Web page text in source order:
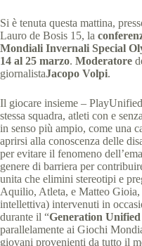
Si è tenuta questa mattina,
Lauro de Bosis 15, la
Mondiali Invernali Special
14 al 25 marzo. Moderatore
giornalistaJacopo Volpi.
Il giocare insieme –
stessa squadra, atleti con e
in senso più ampio, come una
aprirsi alla conoscenza delle
per evitare il fenomeno
genere di barriera per
unita che elimini stereotipi e
Aquilio, Atleta, e Matteo Gioia,
intellettiva) intervenuti in
durante il “Generation
parallelamente ai Giochi
giovani provenienti da tutto il